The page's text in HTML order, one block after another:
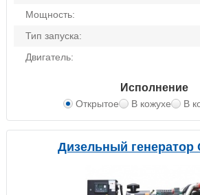
Мощность:
Тип запуска:
Двигатель:
Исполнение
Открытое В кожухе В
Дизельный генератор